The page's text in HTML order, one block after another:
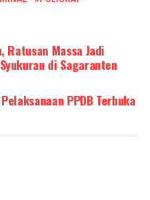
Ratusan Massa Jadi
di Sagaranten
PPDB Terbuka